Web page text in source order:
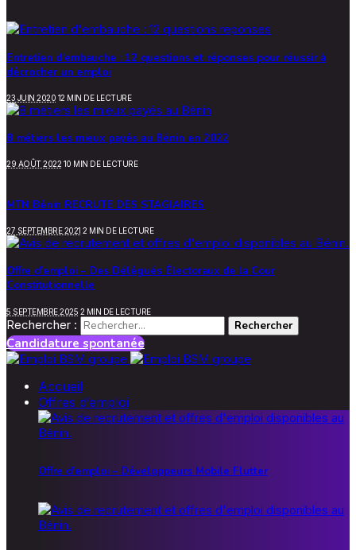
Entretien d’embauche : 12 questions et réponses pour réussir à
décrocher un emploi
23 JUIN 2020 12 MIN DE LECTURE
8 métiers les mieux payés au Bénin en 2022
29 AOÛT 2022 10 MIN DE LECTURE
MTN Bénin RECRUTE DES STAGIAIRES
27 SEPTEMBRE 2021 2 MIN DE LECTURE
Offre d’emploi – Des Délégués Électoraux de la Cour
Constitutionnelle
5 SEPTEMBRE 2025 2 MIN DE LECTURE
Rechercher :
Candidature spontanée
Accueil
Offres d’emploi
Offre d’emploi – Développeurs Mobile Flutter